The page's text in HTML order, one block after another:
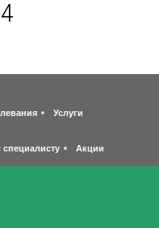
Услуги
Акции